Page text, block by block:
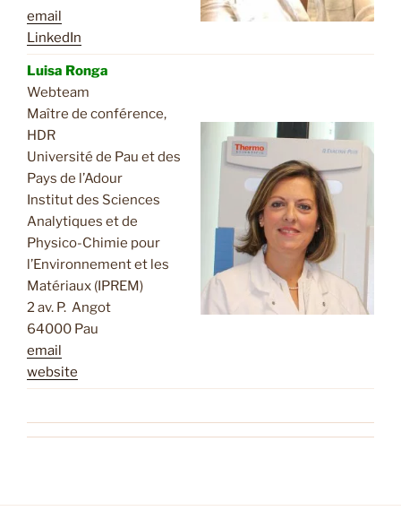
email
LinkedIn
Luisa Ronga
Webteam
Maître de conférence,
HDR
Université de Pau et des
Pays de l’Adour
Institut des Sciences
Analytiques et de
Physico-Chimie pour
l’Environnement et les
Matériaux (IPREM)
2 av. P. Angot
64000 Pau
email
website